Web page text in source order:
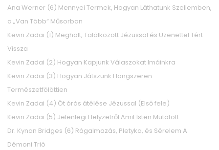
Ana Werner (6) Mennyei Termek, Hogyan Láthatunk Szellemben,
a „Van Több” Műsorban
Kevin Zadai (1) Meghalt, Találkozott Jézussal és Üzenettel Tért
Vissza
Kevin Zadai (2) Hogyan Kapjunk Válaszokat Imáinkra
Kevin Zadai (3) Hogyan Játszunk Hangszeren
Természetfölöttien
Kevin Zadai (4) Öt órás átélése Jézussal (Első fele)
Kevin Zadai (5) Jelenlegi Helyzetről Amit Isten Mutatott
Dr. Kynan Bridges (6) Rágalmazás, Pletyka, és Sérelem A
Démoni Trió